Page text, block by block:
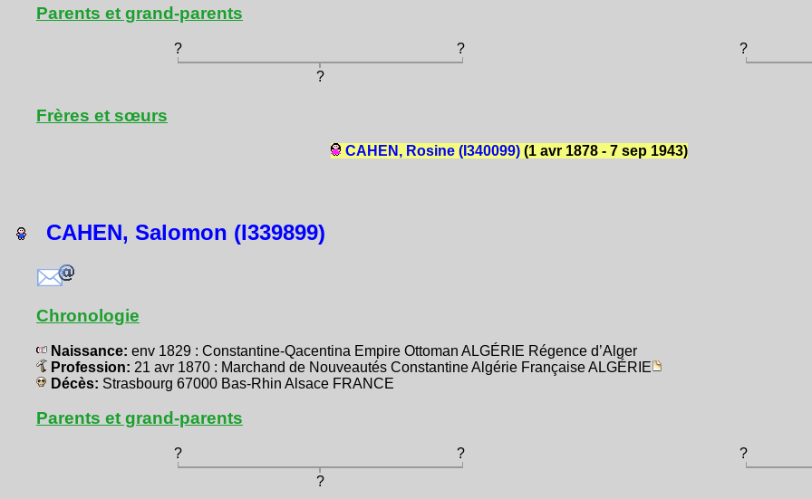
Parents et grand-parents
? ?
?
?
Frères et sœurs
CAHEN, Rosine (I340099) (1 avr 1878 - 7 sep 1943)
CAHEN, Salomon (I339899)
Chronologie
Naissance: env 1829 : Constantine-Qacentina Empire Ottoman ALGÉRIE Régence d’Alger
Profession: 21 avr 1870 : Marchand de Nouveautés Constantine Algérie Française ALGÉRIE
Décès: Strasbourg 67000 Bas-Rhin Alsace FRANCE
Parents et grand-parents
? ?
?
?